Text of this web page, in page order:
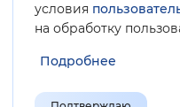
условия
на обработку
Подробнее